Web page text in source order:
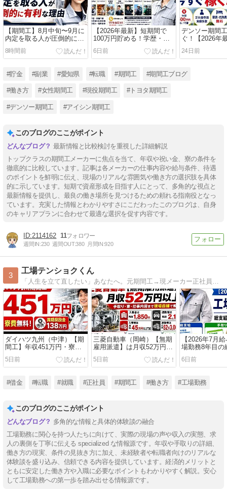
【期間工】8月中旬〜9月に
内定を取る人が圧倒的に有
利な理由｜年末稼ぎを最大
化する黄金タイミング
8時間前
【2026年最新】短期間で
100万円貯める！学歴・資
格不要の稼げる仕事7選を
徹底比較
6日前
デンソー期間
ぐ！【2026年
全ガイド｜年
社員登用実績
24日前
#貯金 #副業 #愛知県 #転職 #期間工 #期間工ブログ
#働き方 #女性期間工 #現役期間工 #トヨタ期間工
#デンソー期間工 #アイシン期間工
このブログのここがポイント
最新情報と比較検討を重視した詳細解説
トップクラスの期間工メーカーに焦点を当て、年収や祝い金、寮の条件を
徹底的に比較しています。記事は各メーカーの仕事内容や給与条件、待遇
のポイントを鮮明に伝え、現場のリアルな雰囲気や働き方の選択肢を具体
的に示しています。短期で資産形成を目指す人にとって、多角的な視点と
最新情報を提供し、最良の働き場所を見つけるための頼れる指南役となっ
ています。充実した情報とわかりやすさにこだわったこのブログは、自身
のキャリアプランに合わせて最適な選択を促す内容です。
2114162 11
週間IN:230 週間OUT:380 月間IN:920
3
工場テンショクくん
「人生を立て直したい」あなたへ。元期間工→現メーカー正社員の僕が、未経験から失敗しない工場転職のすべてを本音で解説するホワイト工場転職ガイド。
ダイハツ九州（中津）【期
間工】年収451万円・寮費
無料！満期奨励金138万円
の求人を現場目線で解説
5日前
三菱自動車（岡崎）【無期
雇用派遣】は月収52万円以
上？手取り・寮・仕事内容
まで現場目線で解説
5日前
【2026年7月
場勤務8年目の
取り・残業時
6日前
#借金 #転職 #就職 #正社員 #期間工 #働き方 #工場勤務
このブログのここがポイント
多角的な情報と具体的体験談の融合
工場勤務に関心を持つ人たちに向けて、実際の現場の声や収入の実態、求
人の裏側を丁寧に伝える specialized な情報源です。年収や手取りの詳細、
働き方の現実、条件の見抜き方に加え、未経験者や転職者向けのリアルな
体験談を盛り込み、信頼できる内容を提供しています。経済的メリットと
ともに安定した働き方や入職に必要なポイントもわかりやすく解説。安心
して工場勤務への第一歩を踏み出せる情報源です。